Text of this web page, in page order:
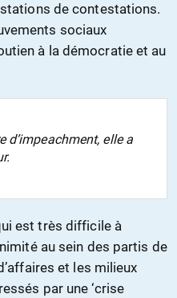
de contestations.
sociaux
à la démocratie et au
d’impeachment, elle a
est très difficile à
au sein des partis de
et les milieux
par une ‘crise